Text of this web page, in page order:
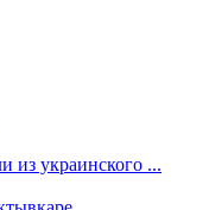
из украинского ...